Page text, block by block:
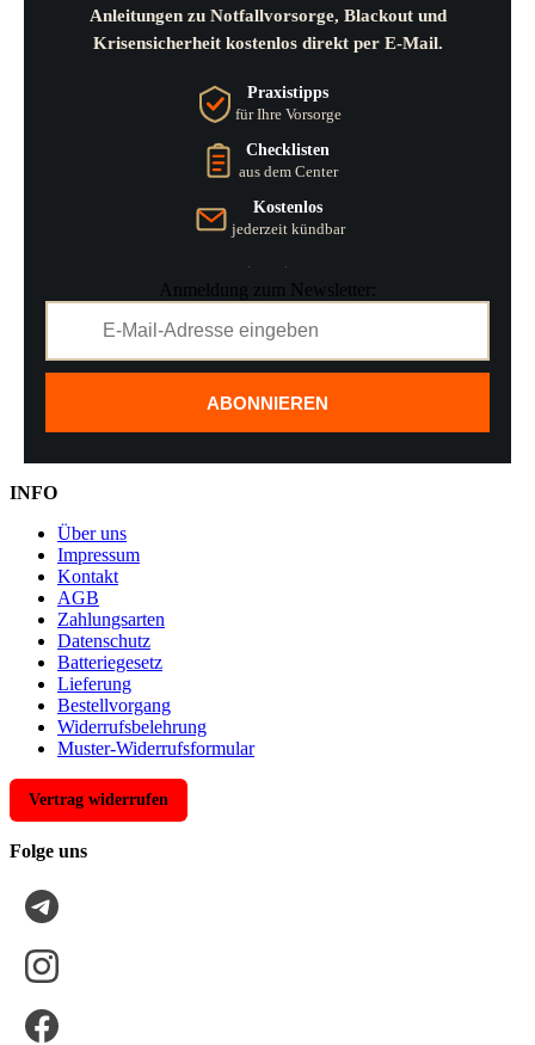
Anleitungen zu Notfallvorsorge, Blackout und
Krisensicherheit kostenlos direkt per E-Mail.
Praxistipps
für Ihre Vorsorge
Checklisten
aus dem Center
Kostenlos
jederzeit kündbar
Anmeldung zum Newsletter:
ABONNIEREN
INFO
Über uns
Impressum
Kontakt
AGB
Zahlungsarten
Datenschutz
Batteriegesetz
Lieferung
Bestellvorgang
Widerrufsbelehrung
Muster-Widerrufsformular
Vertrag widerrufen
Folge uns